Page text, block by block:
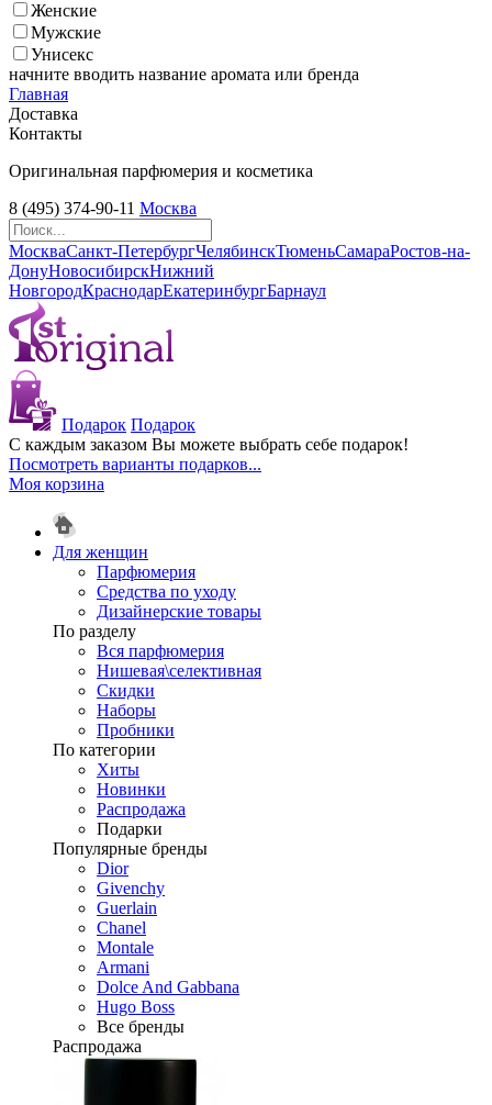
Женские
Мужские
Унисекс
начните вводить название аромата или бренда
Главная
Доставка
Контакты
Оригинальная парфюмерия и косметика
8 (495) 374-90-11 Москва
МоскваСанкт-ПетербургЧелябинскТюменьСамараРостов-на-
ДонуНовосибирскНижний
НовгородКраснодарЕкатеринбургБарнаул
Подарок Подарок
С каждым заказом Вы можете выбрать себе подарок!
Посмотреть варианты подарков...
Моя корзина
Для женщин
Парфюмерия
Средства по уходу
Дизайнерские товары
По разделу
Вся парфюмерия
Нишевая\селективная
Скидки
Наборы
Пробники
По категории
Хиты
Новинки
Распродажа
Подарки
Популярные бренды
Dior
Givenchy
Guerlain
Chanel
Montale
Armani
Dolce And Gabbana
Hugo Boss
Все бренды
Распродажа